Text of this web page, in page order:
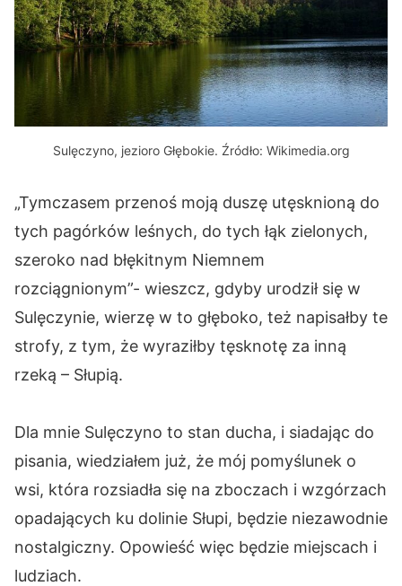
Sulęczyno, jezioro Głębokie. Źródło: Wikimedia.org
„Tymczasem przenoś moją duszę utęsknioną do
tych pagórków leśnych, do tych łąk zielonych,
szeroko nad błękitnym Niemnem
rozciągnionym”- wieszcz, gdyby urodził się w
Sulęczynie, wierzę w to głęboko, też napisałby te
strofy, z tym, że wyraziłby tęsknotę za inną
rzeką – Słupią.
Dla mnie Sulęczyno to stan ducha, i siadając do
pisania, wiedziałem już, że mój pomyślunek o
wsi, która rozsiadła się na zboczach i wzgórzach
opadających ku dolinie Słupi, będzie niezawodnie
nostalgiczny. Opowieść więc będzie miejscach i
ludziach.